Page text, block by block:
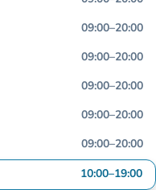
09:00–20:00
09:00–20:00
09:00–20:00
09:00–20:00
09:00–20:00
10:00–19:00